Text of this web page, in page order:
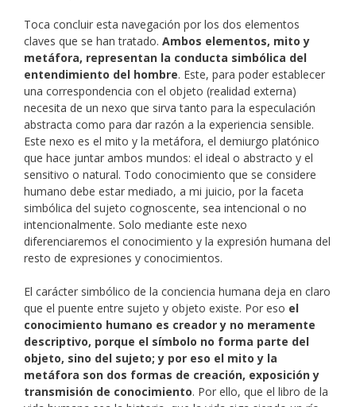
Toca concluir esta navegación por los dos elementos
claves que se han tratado. Ambos elementos, mito y
metáfora, representan la conducta simbólica del
entendimiento del hombre. Este, para poder establecer
una correspondencia con el objeto (realidad externa)
necesita de un nexo que sirva tanto para la especulación
abstracta como para dar razón a la experiencia sensible.
Este nexo es el mito y la metáfora, el demiurgo platónico
que hace juntar ambos mundos: el ideal o abstracto y el
sensitivo o natural. Todo conocimiento que se considere
humano debe estar mediado, a mi juicio, por la faceta
simbólica del sujeto cognoscente, sea intencional o no
intencionalmente. Solo mediante este nexo
diferenciaremos el conocimiento y la expresión humana del
resto de expresiones y conocimientos.
El carácter simbólico de la conciencia humana deja en claro
que el puente entre sujeto y objeto existe. Por eso el
conocimiento humano es creador y no meramente
descriptivo, porque el símbolo no forma parte del
objeto, sino del sujeto; y por eso el mito y la
metáfora son dos formas de creación, exposición y
transmisión de conocimiento. Por ello, que el libro de la